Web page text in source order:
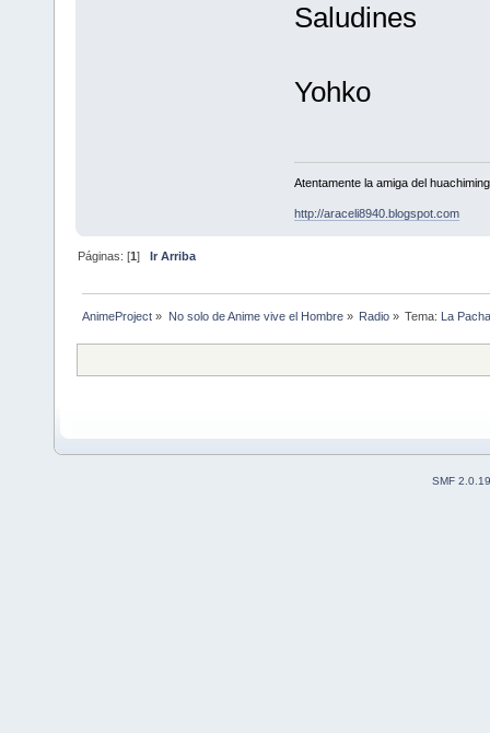
Saludines
Yohko
Atentamente la amiga del
http://araceli8940.blogspot.com
Páginas: [1]Ir Arriba
AnimeProject » No solo de Anime vive el Hombre» Radio» Tema: La
SMF 2.0.19